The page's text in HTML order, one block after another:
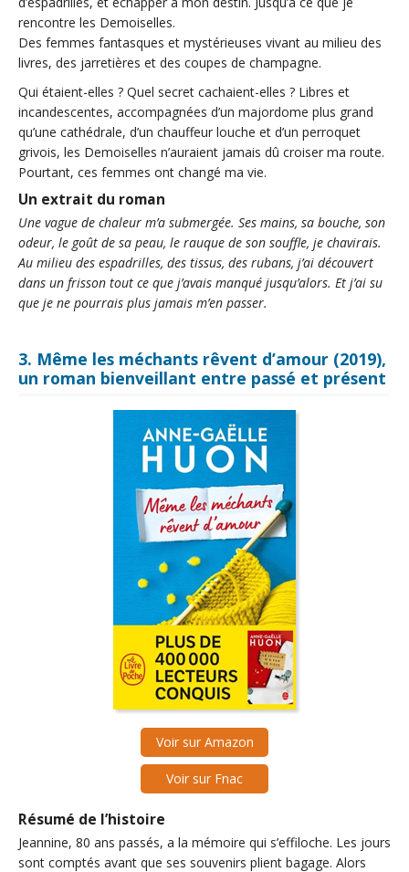
rencontre les Demoiselles.
Des femmes fantasques et mystérieuses vivant au milieu des
livres, des jarretières et des coupes de champagne.
Qui étaient-elles ? Quel secret cachaient-elles ? Libres et
incandescentes, accompagnées d’un majordome plus grand
qu’une cathédrale, d’un chauffeur louche et d’un perroquet
grivois, les Demoiselles n’auraient jamais dû croiser ma route.
Pourtant, ces femmes ont changé ma vie.
Un extrait du roman
Une vague de chaleur m’a submergée. Ses mains, sa bouche, son
odeur, le goût de sa peau, le rauque de son souffle, je chavirais.
Au milieu des espadrilles, des tissus, des rubans, j’ai découvert
dans un frisson tout ce que j’avais manqué jusqu’alors. Et j’ai su
que je ne pourrais plus jamais m’en passer.
3. Même les méchants rêvent d’amour (2019),
un roman bienveillant entre passé et présent
Voir sur Amazon
Voir sur Fnac
Résumé de l’histoire
Jeannine, 80 ans passés, a la mémoire qui s’effiloche. Les jours
sont comptés avant que ses souvenirs plient bagage. Alors